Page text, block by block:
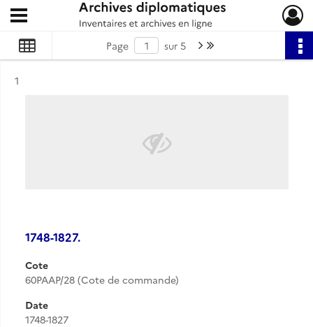
Archives diplomatiques
Ouvrir le menu déroulant
Page sur 5 Page suivante : 1/5
Résultat n°
1
1748-1827.
Cote
60PAAP/28 (Cote de commande)
Date
1748-1827